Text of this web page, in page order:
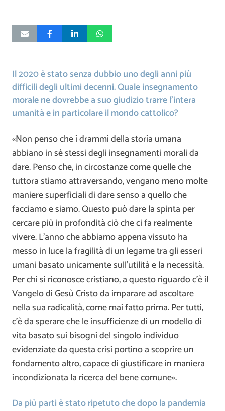
Il 2020 è stato senza dubbio uno degli anni più
difficili degli ultimi decenni. Quale insegnamento
morale ne dovrebbe a suo giudizio trarre l’intera
umanità e in particolare il mondo cattolico?
«Non penso che i drammi della storia umana
abbiano in sé stessi degli insegnamenti morali da
dare. Penso che, in circostanze come quelle che
tuttora stiamo attraversando, vengano meno molte
maniere superficiali di dare senso a quello che
facciamo e siamo. Questo può dare la spinta per
cercare più in profondità ciò che ci fa realmente
vivere. L’anno che abbiamo appena vissuto ha
messo in luce la fragilità di un legame tra gli esseri
umani basato unicamente sull’utilità e la necessità.
Per chi si riconosce cristiano, a questo riguardo c’è il
Vangelo di Gesù Cristo da imparare ad ascoltare
nella sua radicalità, come mai fatto prima. Per tutti,
c’è da sperare che le insufficienze di un modello di
vita basato sui bisogni del singolo individuo
evidenziate da questa crisi portino a scoprire un
fondamento altro, capace di giustificare in maniera
incondizionata la ricerca del bene comune».
Da più parti è stato ripetuto che dopo la pandemia